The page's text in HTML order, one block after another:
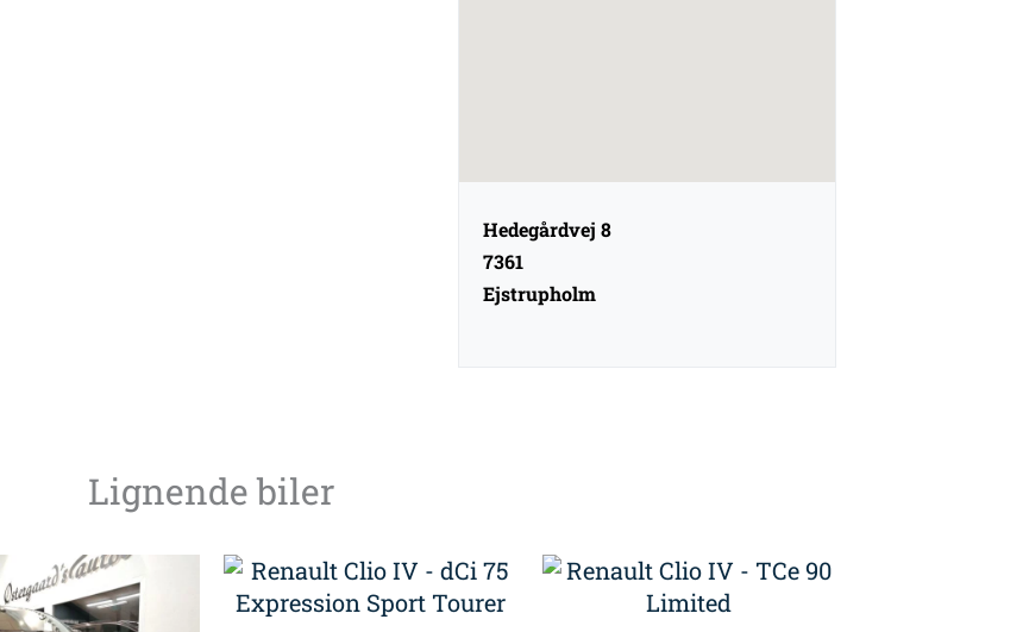
Hedegårdvej 8
7361
Ejstrupholm
Lignende biler